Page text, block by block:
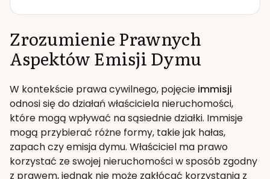
Zrozumienie Prawnych
Aspektów Emisji Dymu
W kontekście prawa cywilnego, pojęcie immisji
odnosi się do działań właściciela nieruchomości,
które mogą wpływać na sąsiednie działki. Immisje
mogą przybierać różne formy, takie jak hałas,
zapach czy emisja dymu. Właściciel ma prawo
korzystać ze swojej nieruchomości w sposób zgodny
z prawem, jednak nie może zakłócać korzystania z